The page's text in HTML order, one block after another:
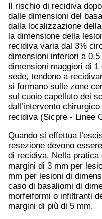
Il rischio di recidiva
dalle dimensioni del
dalla localizzazione
la dimensione della
recidiva varia dal 3%
dimensioni inferiori a
dimensioni maggiori di
sede, tendono a
si formano sulle zone
sul cuoio capelluto dei
dall’intervento
recidiva (Sicpre - Linee
Quando si effettua
resezione devono
di recidiva. Nella
margini di 3 mm per
mm per lesioni di
caso di basaliomi di
morfeiformi o infiltranti
margini di più di 5 mm.